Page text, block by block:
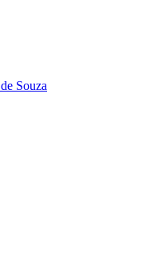
Souza